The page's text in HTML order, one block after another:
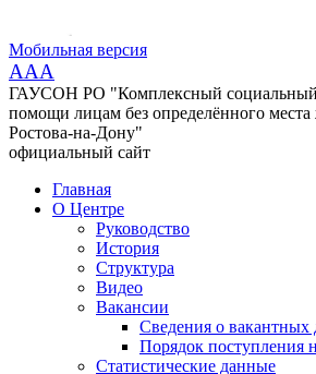
Мобильная версия
AAA
ГАУСОН РО "Комплексный социальный
помощи лицам без определённого места
Ростова-на-Дону"
официальный сайт
Главная
О Центре
Руководство
История
Структура
Видео
Вакансии
Сведения о вакантных
Порядок поступления
Статистические данные